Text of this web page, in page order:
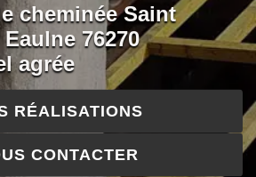
cheminée Saint
76270
agrée
RÉALISATIONS
CONTACTER